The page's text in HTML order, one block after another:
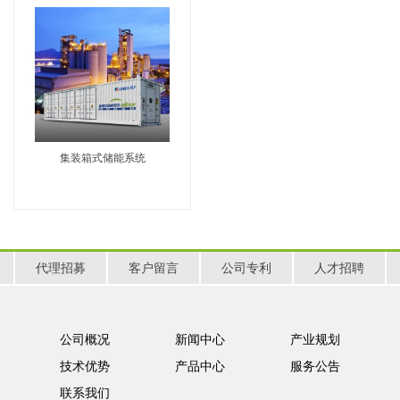
集装箱式储能系统
代理招募 客户留言 公司专利 人才招聘
公司概况 新闻中心
产业规划
技术优势
产品中心
服务公告
联系我们